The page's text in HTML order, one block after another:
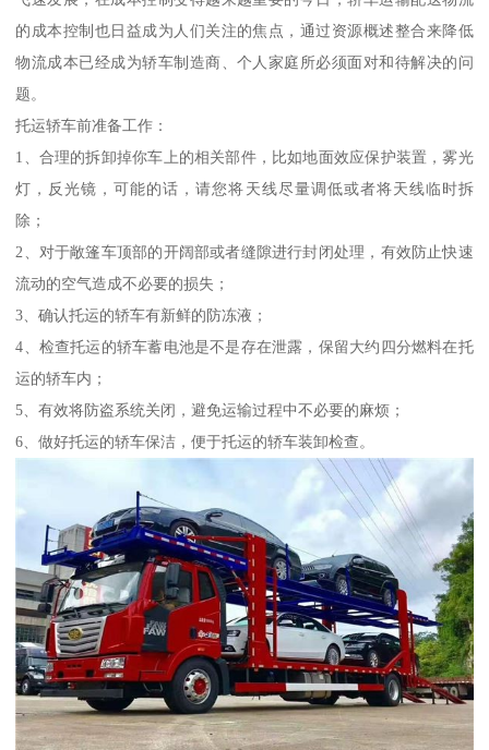
的成本控制也日益成为人们关注的焦点，通过资源概述整合来降低
物流成本已经成为轿车制造商、个人家庭所必须面对和待解决的问
题。
托运轿车前准备工作：
1、合理的拆卸掉你车上的相关部件，比如地面效应保护装置，雾光
灯，反光镜，可能的话，请您将天线尽量调低或者将天线临时拆
除；
2、对于敞篷车顶部的开阔部或者缝隙进行封闭处理，有效防止快速
流动的空气造成不必要的损失；
3、确认托运的轿车有新鲜的防冻液；
4、检查托运的轿车蓄电池是不是存在泄露，保留大约四分燃料在托
运的轿车内；
5、有效将防盗系统关闭，避免运输过程中不必要的麻烦；
6、做好托运的轿车保洁，便于托运的轿车装卸检查。